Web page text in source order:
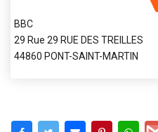
BBC
29 Rue 29 RUE DES TREILLES
44860 PONT-SAINT-MARTIN